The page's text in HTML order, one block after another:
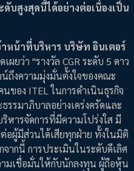
บสูงสุดนี้ได้อย่างต่อเนื่องเป็น
หน้าที่บริหาร บริษัท อินเตอร์
เผยว่า "รางวัล CGR ระดับ 5 ดาว
ถึงความมุ่งมั่นตั้งใจของคณะ
ของ ITEL ในการดำเนินธุรกิจ
รรมาภิบาลอย่างเคร่งครัดและ
หารจัดการที่มีความโปร่งใส มี
ผู้มีส่วนได้เสียทุกฝ่าย ทั้งในมิติ
ากนี้ การประเมินในระดับดีเลิศ
ามเชื่อมั่นให้กับนักลงทุน ผู้ถือหุ้น